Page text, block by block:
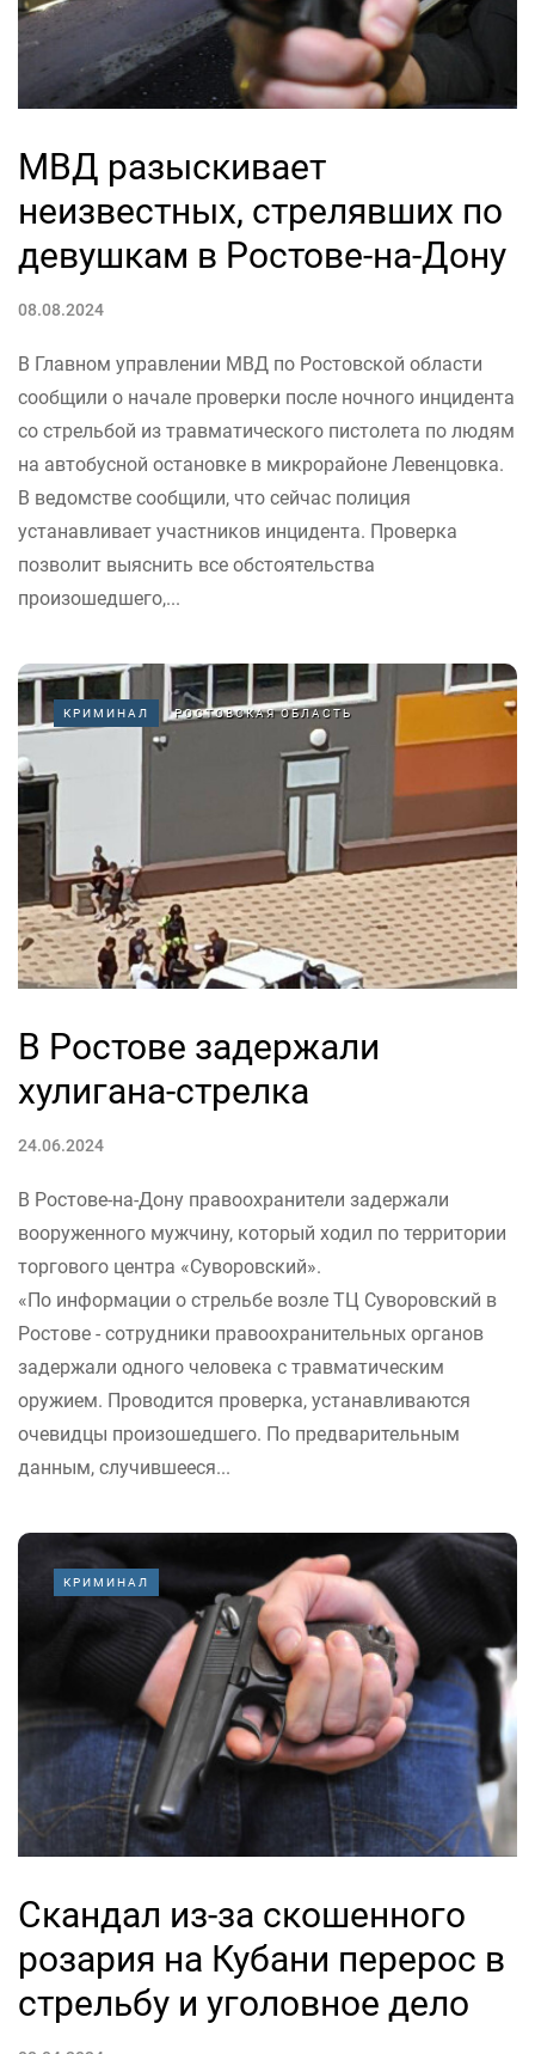
МВД разыскивает
неизвестных, стрелявших по
девушкам в Ростове-на-Дону
08.08.2024
В Главном управлении МВД по Ростовской области
сообщили о начале проверки после ночного инцидента
со стрельбой из травматического пистолета по людям
на автобусной остановке в микрорайоне Левенцовка.
В ведомстве сообщили, что сейчас полиция
устанавливает участников инцидента. Проверка
позволит выяснить все обстоятельства
произошедшего,...
КРИМИНАЛ РОСТОВСКАЯ ОБЛАСТЬ
В Ростове задержали
хулигана-стрелка
24.06.2024
В Ростове-на-Дону правоохранители задержали
вооруженного мужчину, который ходил по территории
торгового центра «Суворовский».
«По информации о стрельбе возле ТЦ Суворовский в
Ростове - сотрудники правоохранительных органов
задержали одного человека с травматическим
оружием. Проводится проверка, устанавливаются
очевидцы произошедшего. По предварительным
данным, случившееся...
КРИМИНАЛ
Скандал из-за скошенного
розария на Кубани перерос в
стрельбу и уголовное дело